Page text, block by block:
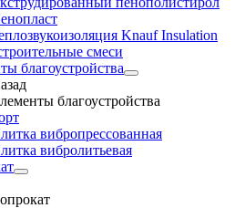
Knauf Insulation
смеси
благоустройства
благоустройства
вибропрессованная
вибролитьевая